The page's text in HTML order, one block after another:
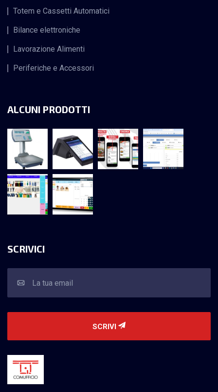
Totem e Cassetti Automatici
Bilance elettroniche
Lavorazione Alimenti
Periferiche e Accessori
ALCUNI PRODOTTI
SCRIVICI
SCRIVI